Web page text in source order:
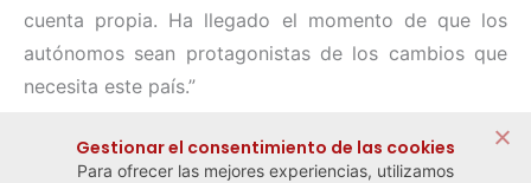
cuenta propia. Ha llegado el momento de que los
autónomos sean protagonistas de los cambios que
necesita este país.”
Gestionar el consentimiento de las cookies
Para ofrecer las mejores experiencias, utilizamos